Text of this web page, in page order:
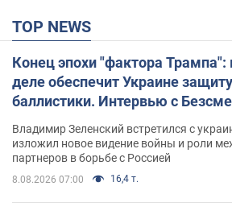
TOP NEWS
Конец эпохи "фактора Трампа":
деле обеспечит Украине
баллистики. Интервью с
Владимир Зеленский встретился с
изложил новое видение войны и роли
партнеров в борьбе с Россией
8.08.2026 07:00 16,4 т.